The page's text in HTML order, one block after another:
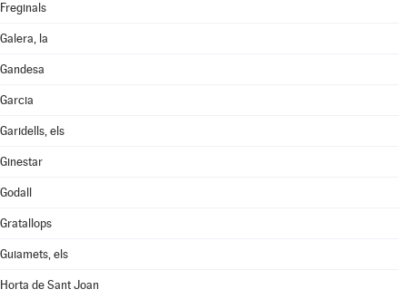
Freginals
Galera, la
Gandesa
Garcia
Garidells, els
Ginestar
Godall
Gratallops
Guiamets, els
Horta de Sant Joan